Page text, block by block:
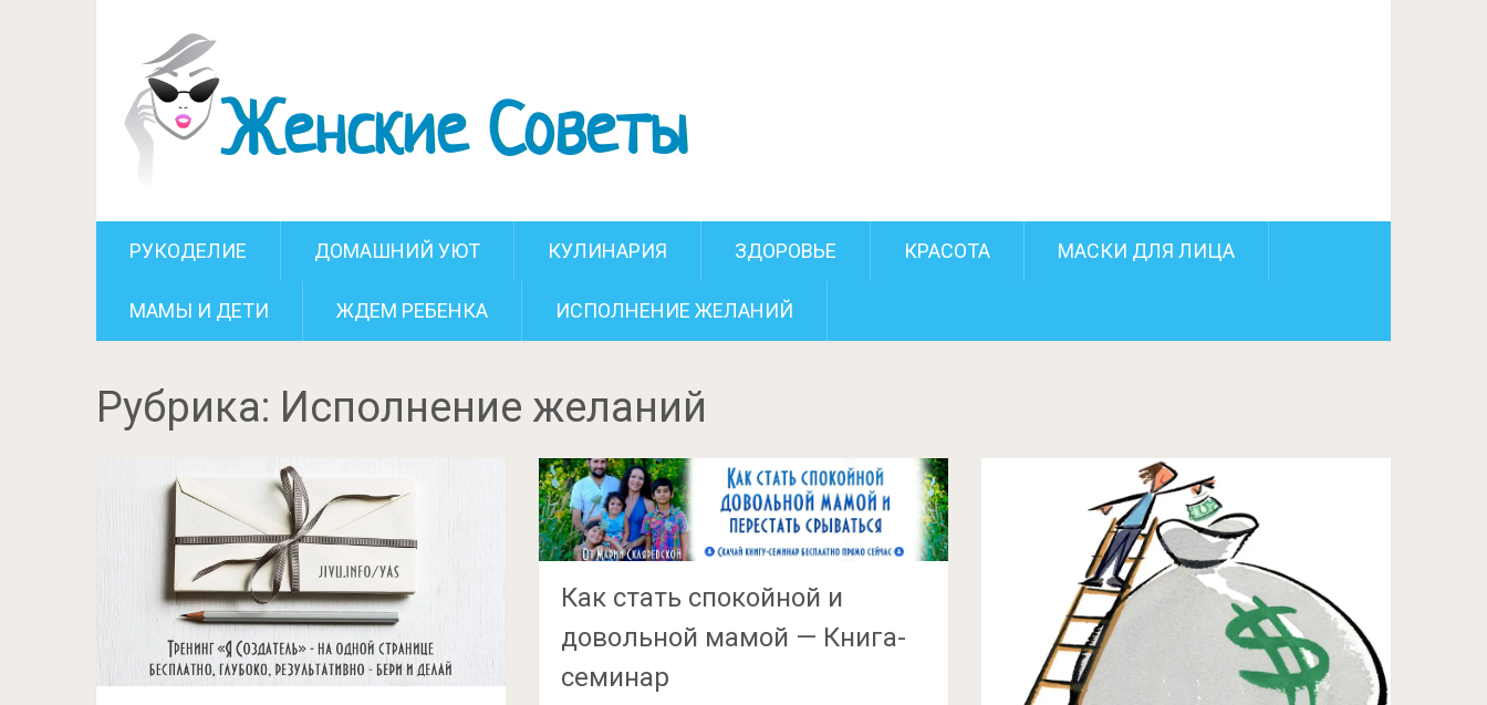
РУКОДЕЛИЕ ДОМАШНИЙ УЮТ КУЛИНАРИЯ ЗДОРОВЬЕ КРАСОТА МАСКИ ДЛЯ ЛИЦА
МАМЫ И ДЕТИ ЖДЕМ РЕБЕНКА ИСПОЛНЕНИЕ ЖЕЛАНИЙ
Рубрика: Исполнение желаний
Как стать спокойной и
довольной мамой — Книга-
семинар